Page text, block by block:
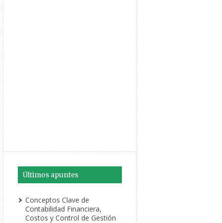
Últimos apuntes
Conceptos Clave de
Contabilidad Financiera,
Costos y Control de Gestión